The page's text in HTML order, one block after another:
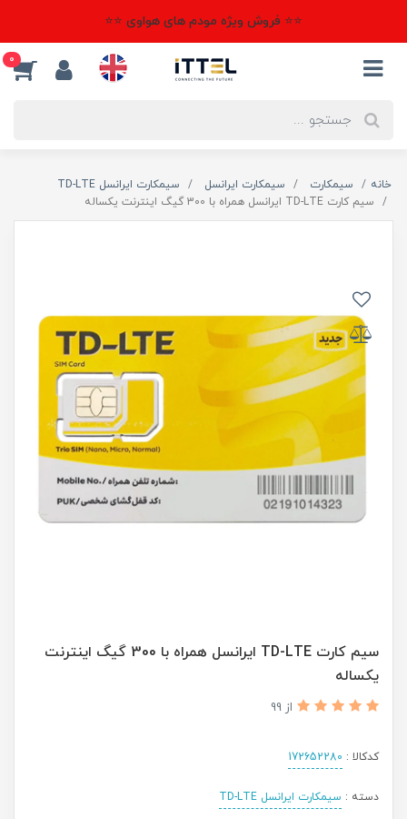
⭐⭐ فروش ویژه مودم های هواوی ⭐⭐
0
خانه سیمکارت سیمکارت ایرانسل
سیمکارت ایرانسل TD-LTE
سیم کارت TD-LTE ایرانسل همراه با 300 گیگ اینترنت یکساله
سیم کارت TD-LTE ایرانسل همراه با 300 گیگ اینترنت
یکساله
از 99
کدکالا : 172652280
دسته : سیمکارت ایرانسل TD-LTE